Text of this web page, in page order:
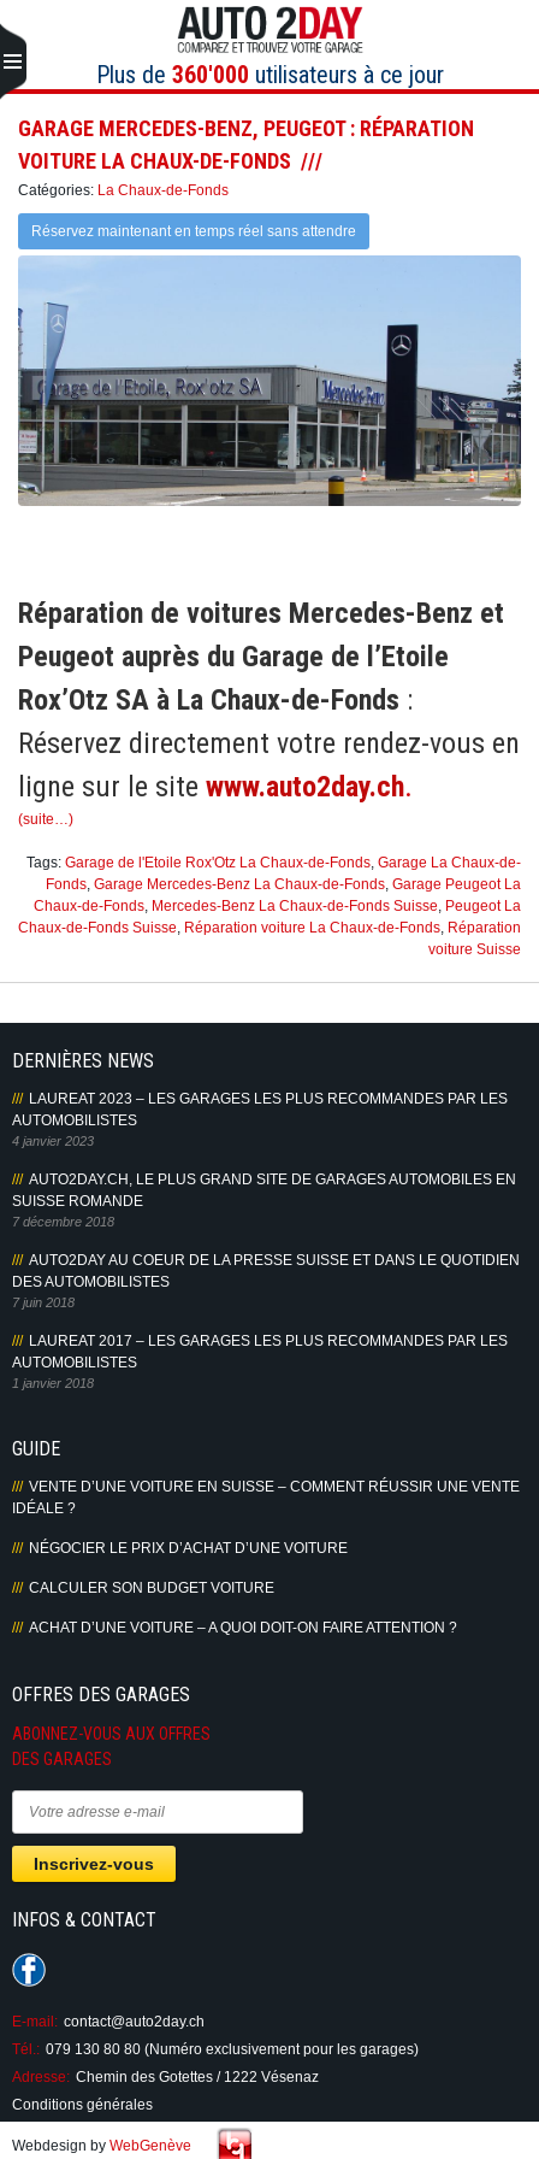
au
contenu
Plus de 360'000 utilisateurs à ce jour
GARAGE MERCEDES-BENZ, PEUGEOT : RÉPARATION
VOITURE LA CHAUX-DE-FONDS
Catégories: La Chaux-de-Fonds
Réservez maintenant en temps réel sans attendre
Réparation de voitures Mercedes-Benz et
Peugeot auprès du Garage de l’Etoile
Rox’Otz SA à La Chaux-de-Fonds :
Réservez directement votre rendez-vous en
ligne sur le site www.auto2day.ch.
(suite…)
Tags: Garage de l'Etoile Rox'Otz La Chaux-de-Fonds, Garage La Chaux-de-
Fonds, Garage Mercedes-Benz La Chaux-de-Fonds, Garage Peugeot La
Chaux-de-Fonds, Mercedes-Benz La Chaux-de-Fonds Suisse, Peugeot La
Chaux-de-Fonds Suisse, Réparation voiture La Chaux-de-Fonds, Réparation
voiture Suisse
DERNIÈRES NEWS
LAUREAT 2023 – LES GARAGES LES PLUS RECOMMANDES PAR LES
AUTOMOBILISTES
4 janvier 2023
AUTO2DAY.CH, LE PLUS GRAND SITE DE GARAGES AUTOMOBILES EN
SUISSE ROMANDE
7 décembre 2018
AUTO2DAY AU COEUR DE LA PRESSE SUISSE ET DANS LE QUOTIDIEN
DES AUTOMOBILISTES
7 juin 2018
LAUREAT 2017 – LES GARAGES LES PLUS RECOMMANDES PAR LES
AUTOMOBILISTES
1 janvier 2018
GUIDE
VENTE D’UNE VOITURE EN SUISSE – COMMENT RÉUSSIR UNE VENTE
IDÉALE ?
NÉGOCIER LE PRIX D’ACHAT D’UNE VOITURE
CALCULER SON BUDGET VOITURE
ACHAT D’UNE VOITURE – A QUOI DOIT-ON FAIRE ATTENTION ?
OFFRES DES GARAGES
ABONNEZ-VOUS AUX OFFRES
DES GARAGES
INFOS & CONTACT
E-mail: contact@auto2day.ch
Tél.: 079 130 80 80 (Numéro exclusivement pour les garages)
Adresse: Chemin des Gotettes / 1222 Vésenaz
Conditions générales
Webdesign by WebGenève